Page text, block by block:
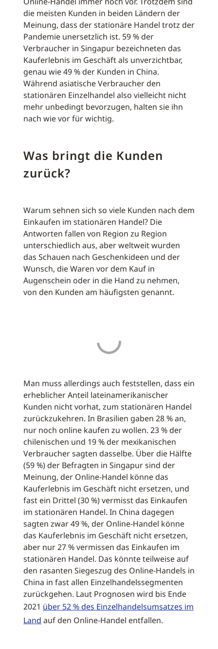
die meisten Kunden in beiden Ländern der
Meinung, dass der stationäre Handel trotz der
Pandemie unersetzlich ist. 59 % der
Verbraucher in Singapur bezeichneten das
Kauferlebnis im Geschäft als unverzichtbar,
genau wie 49 % der Kunden in China.
Während asiatische Verbraucher den
stationären Einzelhandel also vielleicht nicht
mehr unbedingt bevorzugen, halten sie ihn
nach wie vor für wichtig.
Was bringt die Kunden
zurück?
Warum sehnen sich so viele Kunden nach dem
Einkaufen im stationären Handel? Die
Antworten fallen von Region zu Region
unterschiedlich aus, aber weltweit wurden
das Schauen nach Geschenkideen und der
Wunsch, die Waren vor dem Kauf in
Augenschein oder in die Hand zu nehmen,
von den Kunden am häufigsten genannt.
Man muss allerdings auch feststellen, dass ein
erheblicher Anteil lateinamerikanischer
Kunden nicht vorhat, zum stationären Handel
zurückzukehren. In Brasilien gaben 28 % an,
nur noch online kaufen zu wollen. 23 % der
chilenischen und 19 % der mexikanischen
Verbraucher sagten dasselbe. Über die Hälfte
(59 %) der Befragten in Singapur sind der
Meinung, der Online-Handel könne das
Kauferlebnis im Geschäft nicht ersetzen, und
fast ein Drittel (30 %) vermisst das Einkaufen
im stationären Handel. In China dagegen
sagten zwar 49 %, der Online-Handel könne
das Kauferlebnis im Geschäft nicht ersetzen,
aber nur 27 % vermissen das Einkaufen im
stationären Handel. Das könnte teilweise auf
den rasanten Siegeszug des Online-Handels in
China in fast allen Einzelhandelssegmenten
zurückgehen. Laut Prognosen wird bis Ende
2021 über 52 % des Einzelhandelsumsatzes im
Land auf den Online-Handel entfallen.